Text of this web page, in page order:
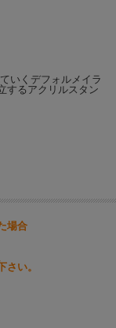
いくデフォルメイラ
するアクリルスタン
場合
い。